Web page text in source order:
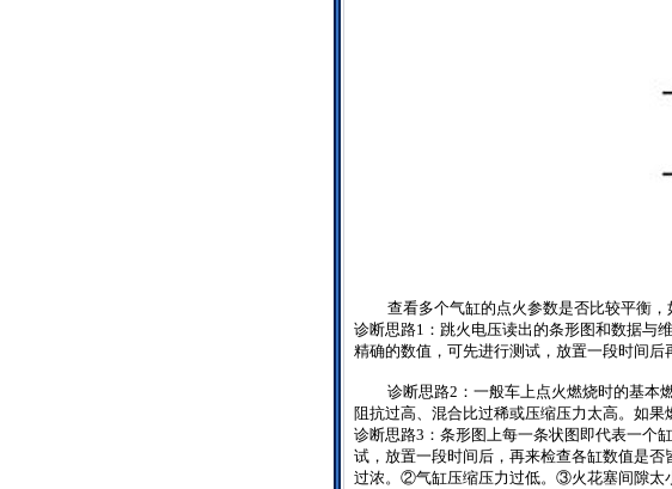
查看多个气缸的点火参数是否比较平衡
诊断思路1 ：跳火电压读出的条形图和数据与
精确的数值，可先进行测试，放置一段时间后
诊断思路2 ：一般车上点火燃烧时的基本
阻抗过高、混合比过稀或压缩压力太高。如果
诊断思路3 ：条形图上每一条状图即代表一个
试，放置一段时间后，再来检查各缸数值是
过浓。②气缸压缩压力过低。③火花塞间隙太